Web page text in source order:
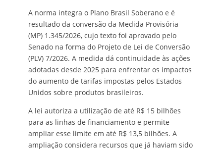
A norma integra o Plano Brasil Soberano e é
resultado da conversão da Medida Provisória
(MP) 1.345/2026, cujo texto foi aprovado pelo
Senado na forma do Projeto de Lei de Conversão
(PLV) 7/2026. A medida dá continuidade às ações
adotadas desde 2025 para enfrentar os impactos
do aumento de tarifas impostas pelos Estados
Unidos sobre produtos brasileiros.
A lei autoriza a utilização de até R$ 15 bilhões
para as linhas de financiamento e permite
ampliar esse limite em até R$ 13,5 bilhões. A
ampliação considera recursos que já haviam sido